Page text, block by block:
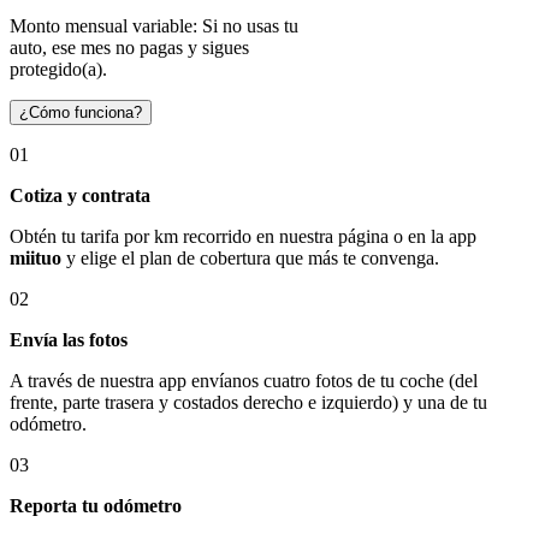
Monto mensual variable: Si no usas tu
auto, ese mes no pagas y sigues
protegido(a).
¿Cómo funciona?
01
Cotiza y contrata
Obtén tu tarifa por km recorrido en nuestra página o en la app
miituo y elige el plan de cobertura que más te convenga.
02
Envía las fotos
A través de nuestra app envíanos cuatro fotos de tu coche (del
frente, parte trasera y costados derecho e izquierdo) y una de tu
odómetro.
03
Reporta tu odómetro